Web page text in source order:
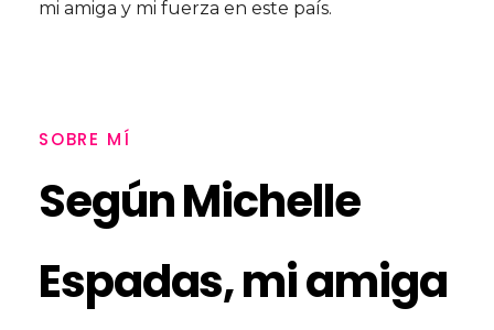
mi amiga y mi fuerza en este país.
SOBRE MÍ
Según Michelle
Espadas, mi amiga